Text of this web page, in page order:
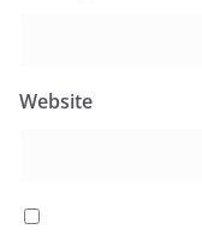
Website